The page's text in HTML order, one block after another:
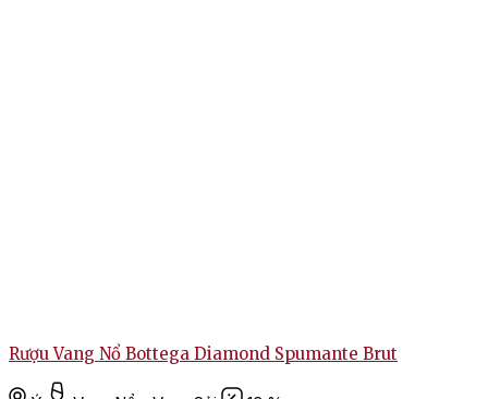
Rượu Vang Nổ Bottega Diamond Spumante Brut